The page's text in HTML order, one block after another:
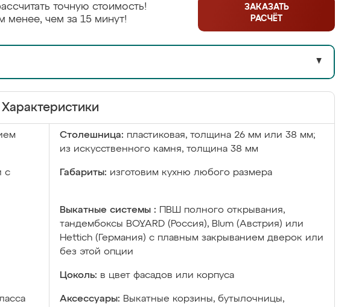
точную стоимость!
менее, чем за 15 минут!
ЗАКАЗАТЬ
РАСЧЁТ
▼
Характеристики
Столешница: пластиковая, толщина 26 мм или 38 мм;
из искусственного камня, толщина 38 мм
с
Габариты: изготовим кухню любого размера
Выкатные системы :
ПВШ полного открывания,
тандембоксы BOYARD (Россия), Blum (Австрия) или
Hettich (Германия) с плавным закрыванием дверок или
без этой опции
Цоколь: в цвет фасадов или корпуса
Аксессуары: Выкатные корзины, бутылочницы,